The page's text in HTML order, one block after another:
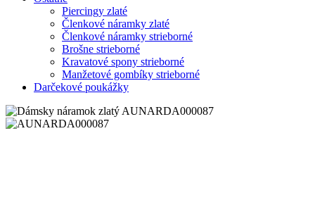
Piercingy zlaté
Členkové náramky zlaté
Členkové náramky strieborné
Brošne strieborné
Kravatové spony strieborné
Manžetové gombíky strieborné
Darčekové poukážky
Zoom